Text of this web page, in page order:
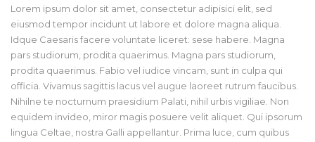
Lorem ipsum dolor sit amet, consectetur adipisici elit, sed
eiusmod tempor incidunt ut labore et dolore magna aliqua.
Idque Caesaris facere voluntate liceret: sese habere. Magna
pars studiorum, prodita quaerimus. Magna pars studiorum,
prodita quaerimus. Fabio vel iudice vincam, sunt in culpa qui
officia. Vivamus sagittis lacus vel augue laoreet rutrum faucibus.
Nihilne te nocturnum praesidium Palati, nihil urbis vigiliae. Non
equidem invideo, miror magis posuere velit aliquet. Qui ipsorum
lingua Celtae, nostra Galli appellantur. Prima luce, cum quibus